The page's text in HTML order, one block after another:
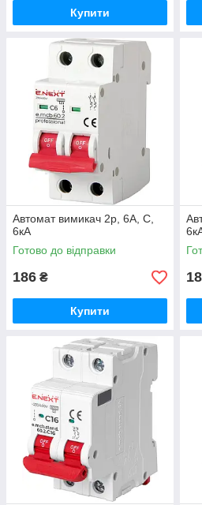
Купити
Автомат вимикач 2р, 6А, C,
6кА
Готово до відправки
186 ₴
Купити